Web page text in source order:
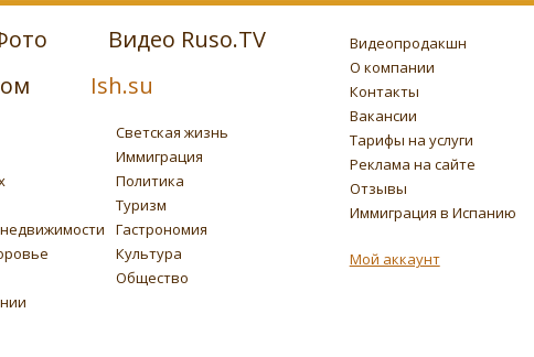
Видео Ruso.TV
Ish.su
Светская жизнь
Иммиграция
Политика
Туризм
Гастрономия
Культура
Общество
Видеопродакшн
О компании
Контакты
Вакансии
Тарифы на услуги
Реклама на сайте
Отзывы
Иммиграция в Испанию
Мой аккаунт